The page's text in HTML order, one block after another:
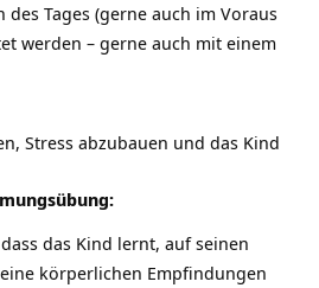
Tages (gerne auch im Voraus
werden – gerne auch mit einem
Stress abzubauen und das Kind
das Kind lernt, auf seinen
körperlichen Empfindungen